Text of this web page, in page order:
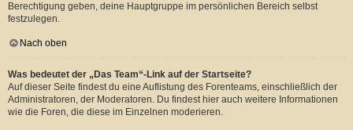
Berechtigung geben, deine Hauptgruppe im persönlichen Bereich selbst
festzulegen.
Nach oben
Was bedeutet der „Das Team“-Link auf der Startseite?
Auf dieser Seite findest du eine Auflistung des Forenteams, einschließlich der
Administratoren, der Moderatoren. Du findest hier auch weitere Informationen
wie die Foren, die diese im Einzelnen moderieren.